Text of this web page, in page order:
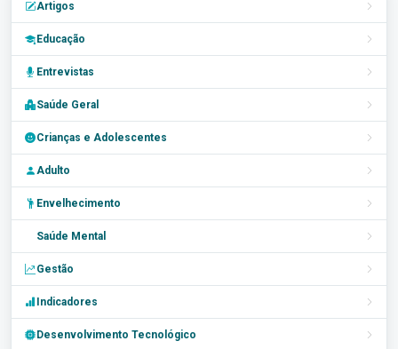
Artigos
Educação
Entrevistas
Saúde Geral
Crianças e Adolescentes
Adulto
Envelhecimento
Saúde Mental
Gestão
Indicadores
Desenvolvimento Tecnológico